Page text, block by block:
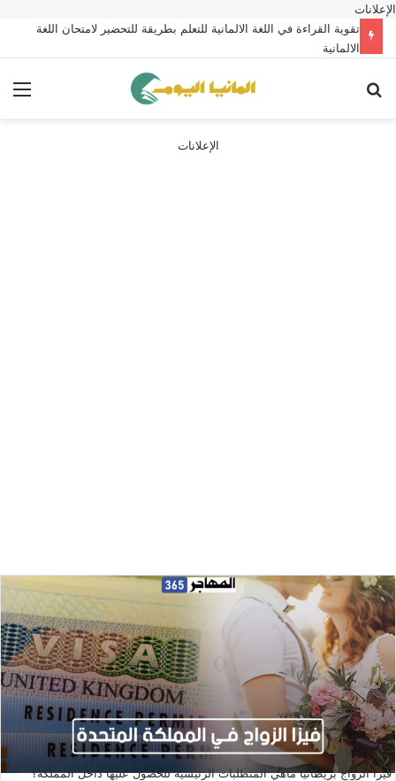
الإعلانات
تقوية القراءة في اللغة الالمانية للتعلم بطريقة للتحضير لامتحان اللغة
الالمانية
الإعلانات
فيزا الزواج بريطانيا ماهي المتطلبات الرئيسية للحصول عليها داخل المملكة؟